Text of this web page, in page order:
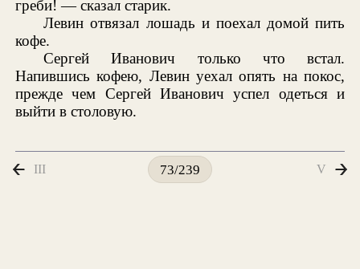
греби! — сказал старик.
Левин отвязал лошадь и поехал домой пить
кофе.
Сергей Иванович только что встал.
Напившись кофею, Левин уехал опять на покос,
прежде чем Сергей Иванович успел одеться и
выйти в столовую.
III 73/239 V